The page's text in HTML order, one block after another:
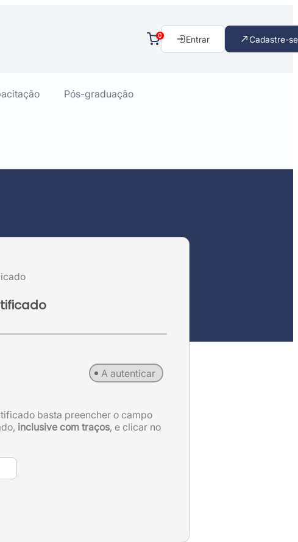
0 Entrar Cadastre-se
Pós-graduação
A autenticar
basta preencher o campo
inclusive com traços, e clicar no